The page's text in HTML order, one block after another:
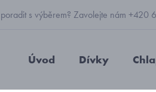
poradit s výběrem? Zavolejte nám
Úvod Dívky